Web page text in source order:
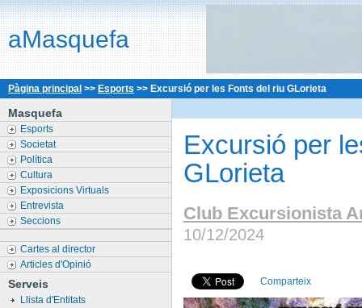
aMasquefa
Pàgina principal >> Esports >> Excursió per les Fonts del riu GLorieta
Masquefa
Esports
Societat
Política
Cultura
Exposicions Virtuals
Entrevista
Seccions
Cartes al director
Articles d'Opinió
Serveis
Llista d'Entitats
Excursió per
GLorieta
Club Excursionista
10/12/2024
Comparteix